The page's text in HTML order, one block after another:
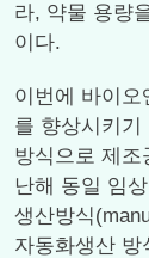
라, 약물 용량
이다.
이번에 바이오
를 향상시키기
방식으로 제조
난해 동일 임
생산방식
자동화생산